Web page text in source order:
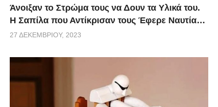
Άνοιξαν το Στρώμα τους να Δουν τα Υλικά του.
Η Σαπίλα που Αντίκρισαν τους Έφερε Ναυτία…
27 ΔΕΚΕΜΒΡΊΟΥ, 2023